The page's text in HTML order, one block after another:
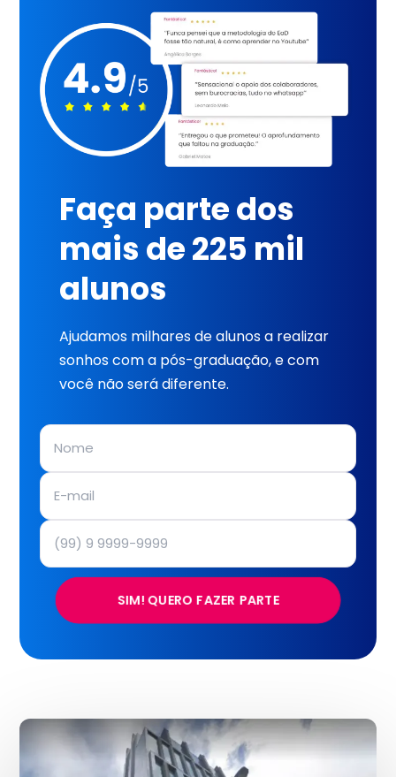
Faça parte dos
mais de 225 mil
alunos
Ajudamos milhares de alunos a realizar
sonhos com a pós-graduação, e com
você não será diferente.
SIM! QUERO FAZER PARTE